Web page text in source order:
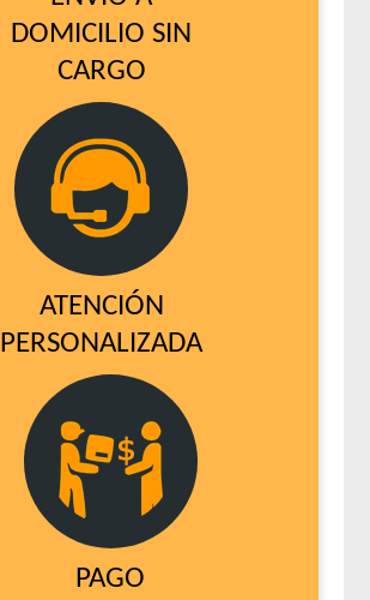
DOMICILIO SIN
CARGO
ATENCIÓN
PERSONALIZADA
PAGO